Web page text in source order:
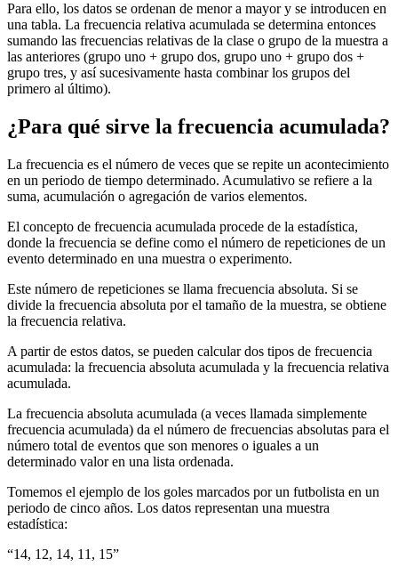
Para ello, los datos se ordenan de menor a mayor y se introducen en
una tabla. La frecuencia relativa acumulada se determina entonces
sumando las frecuencias relativas de la clase o grupo de la muestra a
las anteriores (grupo uno + grupo dos, grupo uno + grupo dos +
grupo tres, y así sucesivamente hasta combinar los grupos del
primero al último).
¿Para qué sirve la frecuencia acumulada?
La frecuencia es el número de veces que se repite un acontecimiento
en un periodo de tiempo determinado. Acumulativo se refiere a la
suma, acumulación o agregación de varios elementos.
El concepto de frecuencia acumulada procede de la estadística,
donde la frecuencia se define como el número de repeticiones de un
evento determinado en una muestra o experimento.
Este número de repeticiones se llama frecuencia absoluta. Si se
divide la frecuencia absoluta por el tamaño de la muestra, se obtiene
la frecuencia relativa.
A partir de estos datos, se pueden calcular dos tipos de frecuencia
acumulada: la frecuencia absoluta acumulada y la frecuencia relativa
acumulada.
La frecuencia absoluta acumulada (a veces llamada simplemente
frecuencia acumulada) da el número de frecuencias absolutas para el
número total de eventos que son menores o iguales a un
determinado valor en una lista ordenada.
Tomemos el ejemplo de los goles marcados por un futbolista en un
periodo de cinco años. Los datos representan una muestra
estadística:
“14, 12, 14, 11, 15”